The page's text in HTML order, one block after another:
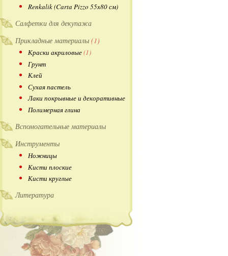
Renkalik (Carta Pizzo 55х80 см)
Салфетки для декупажа
Прикладные материалы (1)
Краски акриловые(1)
Грунт
Клей
Сухая пастель
Лаки покрывные и декоративные
Полимерная глина
Вспомогательные материалы
Инструменты
Ножницы
Кисти плоские
Кисти круглые
Литература